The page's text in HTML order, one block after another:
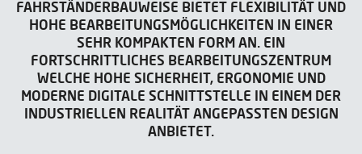
FAHRSTÄNDERBAUWEISE BIETET FLEXIBILITÄT UND
HOHE BEARBEITUNGSMÖGLICHKEITEN IN EINER
SEHR KOMPAKTEN FORM AN. EIN
FORTSCHRITTLICHES BEARBEITUNGSZENTRUM
WELCHE HOHE SICHERHEIT, ERGONOMIE UND
MODERNE DIGITALE SCHNITTSTELLE IN EINEM DER
INDUSTRIELLEN REALITÄT ANGEPASSTEN DESIGN
ANBIETET.